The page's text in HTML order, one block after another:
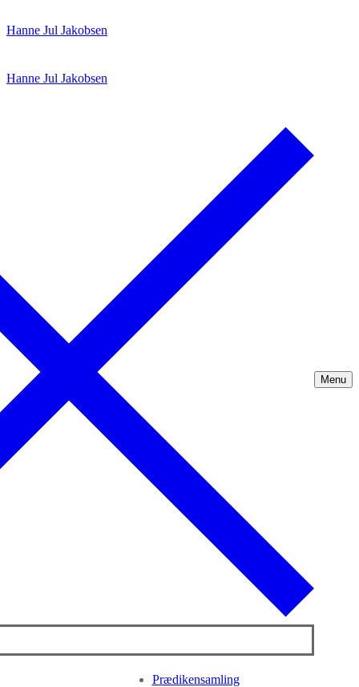
til
Hanne Jul Jakobsen
Hanne Jul Jakobsen
Menu
Prædikensamling